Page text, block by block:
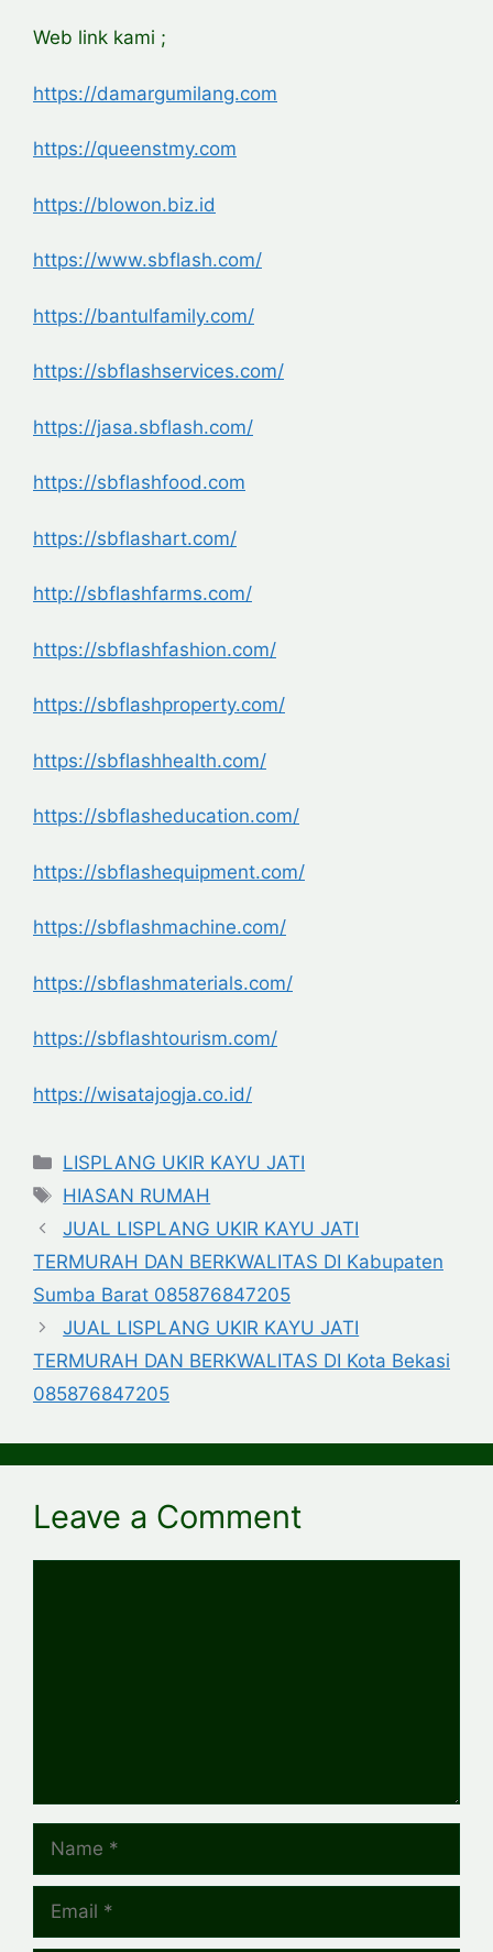
Web link kami ;
https://damargumilang.com
https://queenstmy.com
https://blowon.biz.id
https://www.sbflash.com/
https://bantulfamily.com/
https://sbflashservices.com/
https://jasa.sbflash.com/
https://sbflashfood.com
https://sbflashart.com/
http://sbflashfarms.com/
https://sbflashfashion.com/
https://sbflashproperty.com/
https://sbflashhealth.com/
https://sbflasheducation.com/
https://sbflashequipment.com/
https://sbflashmachine.com/
https://sbflashmaterials.com/
https://sbflashtourism.com/
https://wisatajogja.co.id/
Categories
LISPLANG UKIR KAYU JATI
Tags
HIASAN RUMAH
JUAL LISPLANG UKIR KAYU JATI
TERMURAH DAN BERKWALITAS DI Kabupaten
Sumba Barat 085876847205
JUAL LISPLANG UKIR KAYU JATI
TERMURAH DAN BERKWALITAS DI Kota Bekasi
085876847205
Leave a Comment